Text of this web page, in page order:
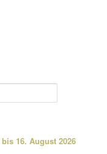
16. August 2026